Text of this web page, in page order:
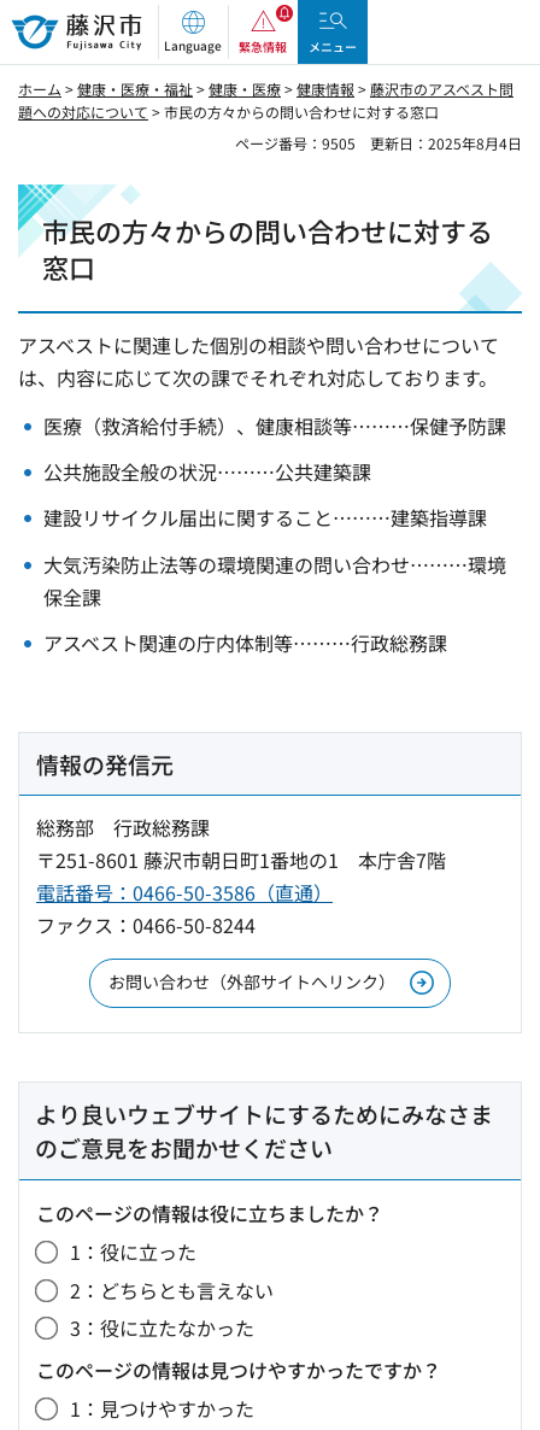
藤沢市
Language 緊急情報 メニュー
ホーム >健康・医療・福祉>健康・医療>健康情報 >藤沢市のアスベスト問
題への対応について > 市民の方々からの問い合わせに対する窓口
ページ番号：9505
更新日：2025年8月4日
市民の方々からの問い合わせに対する
窓口
アスベストに関連した個別の相談や問い合わせについて
は、内容に応じて次の課でそれぞれ対応しております。
医療（救済給付手続）、健康相談等………保健予防課
公共施設全般の状況………公共建築課
建設リサイクル届出に関すること………建築指導課
大気汚染防止法等の環境関連の問い合わせ………環境
保全課
アスベスト関連の庁内体制等………行政総務課
情報の発信元
総務部 行政総務課
〒251-8601 藤沢市朝日町1番地の1 本庁舎7階
電話番号：0466-50-3586（直通）
ファクス：0466-50-8244
お問い合わせ（外部サイトへリンク）
より良いウェブサイトにするためにみなさま
のご意見をお聞かせください
このページの情報は役に立ちましたか？
1：役に立った
2：どちらとも言えない
3：役に立たなかった
このページの情報は見つけやすかったですか？
1：見つけやすかった